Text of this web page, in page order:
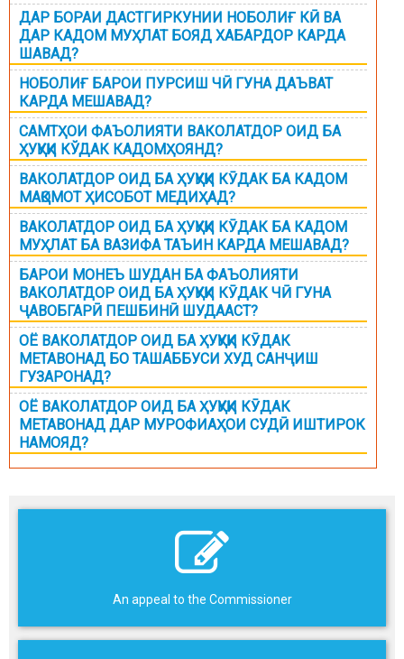
ДАР БОРАИ ДАСТГИРКУНИИ НОБОЛИҒ КӢ ВА
ДАР КАДОМ МУҲЛАТ БОЯД ХАБАРДОР КАРДА
ШАВАД?
НОБОЛИҒ БАРОИ ПУРСИШ ЧӢ ГУНА ДАЪВАТ
КАРДА МЕШАВАД?
САМТҲОИ ФАЪОЛИЯТИ ВАКОЛАТДОР ОИД БА
ҲУҚУҚИ КЎДАК КАДОМҲОЯНД?
ВАКОЛАТДОР ОИД БА ҲУҚУҚИ КӮДАК БА КАДОМ
МАҚОМОТ ҲИСОБОТ МЕДИҲАД?
ВАКОЛАТДОР ОИД БА ҲУҚУҚИ КӮДАК БА КАДОМ
МУҲЛАТ БА ВАЗИФА ТАЪИН КАРДА МЕШАВАД?
БАРОИ МОНЕЪ ШУДАН БА ФАЪОЛИЯТИ
ВАКОЛАТДОР ОИД БА ҲУҚУҚИ КӮДАК ЧӢ ГУНА
ҶАВОБГАРӢ ПЕШБИНӢ ШУДААСТ?
ОЁ ВАКОЛАТДОР ОИД БА ҲУҚУҚИ КӮДАК
МЕТАВОНАД БО ТАШАББУСИ ХУД САНҶИШ
ГУЗАРОНАД?
ОЁ ВАКОЛАТДОР ОИД БА ҲУҚУҚИ КӮДАК
МЕТАВОНАД ДАР МУРОФИАҲОИ СУДӢ ИШТИРОК
НАМОЯД?
An appeal to the Commissioner